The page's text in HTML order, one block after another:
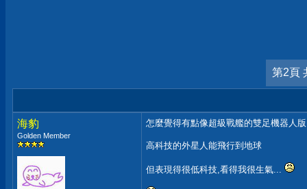
第2頁
海豹
Golden Member
怎麼覺得有點像超級戰艦的雙足機器人版
高科技的外星人能飛行到地球
但表現得很低科技,看得我很生氣...